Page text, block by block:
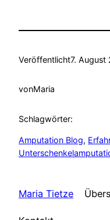
Veröffentlicht7. August
vonMaria
Schlagwörter:
Amputation Blog,
Maria Tietze